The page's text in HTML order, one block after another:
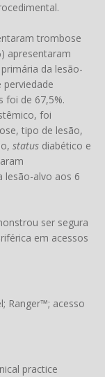
trombose
apresentaram
da lesão-
foi de 67,5%.
foi
tipo de lesão,
status diabético e
lesão-alvo aos 6
ser segura
em acessos
Ranger™; acesso
practice